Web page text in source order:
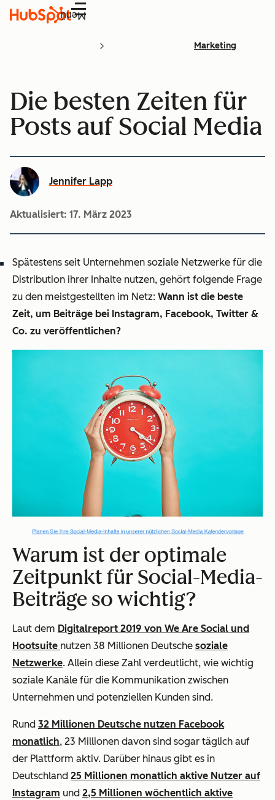
Menü
Marketing
Die besten Zeiten für
Posts auf Social Media
Jennifer Lapp
Aktualisiert: 17. März 2023
Spätestens seit Unternehmen soziale Netzwerke für die
Distribution ihrer Inhalte nutzen, gehört folgende Frage
zu den meistgestellten im Netz: Wann ist die beste
Zeit, um Beiträge bei Instagram, Facebook, Twitter &
Co. zu veröffentlichen?
Warum ist der optimale
Zeitpunkt für Social-Media-
Beiträge so wichtig?
Laut dem Digitalreport 2019 von We Are Social und
Hootsuite nutzen 38 Millionen Deutsche soziale
Netzwerke. Allein diese Zahl verdeutlicht, wie wichtig
soziale Kanäle für die Kommunikation zwischen
Unternehmen und potenziellen Kunden sind.
Rund 32 Millionen Deutsche nutzen Facebook
monatlich, 23 Millionen davon sind sogar täglich auf
der Plattform aktiv. Darüber hinaus gibt es in
Deutschland 25 Millionen monatlich aktive Nutzer auf
Instagram und 2,5 Millionen wöchentlich aktive